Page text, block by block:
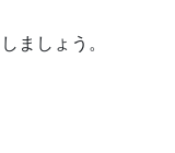
ましょう。